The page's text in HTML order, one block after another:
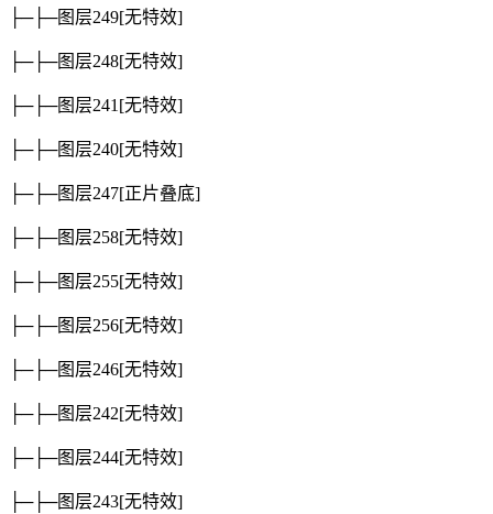
├─├─图层249[无特效]
├─├─图层248[无特效]
├─├─图层241[无特效]
├─├─图层240[无特效]
├─├─图层247[正片叠底]
├─├─图层258[无特效]
├─├─图层255[无特效]
├─├─图层256[无特效]
├─├─图层246[无特效]
├─├─图层242[无特效]
├─├─图层244[无特效]
├─├─图层243[无特效]